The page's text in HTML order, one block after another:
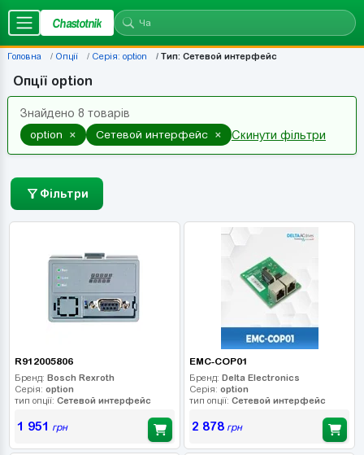
Chastotnik
Головна Опції Серія: option Тип: Сетевой интерфейс
Опції option
Знайдено 8 товарів
option
× Сетевой интерфейс × Скинути фільтри
Фільтри
R912005806
Бренд: Bosch Rexroth
Серія: option
тип опції: Сетевой интерфейс
1 951 грн
EMC-COP01
Бренд: Delta Electronics
Серія: option
тип опції: Сетевой интерфейс
2 878грн